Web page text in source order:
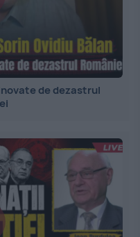
de dezastrul